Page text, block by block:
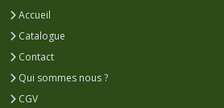
Accueil
Catalogue
Contact
Qui sommes nous ?
CGV